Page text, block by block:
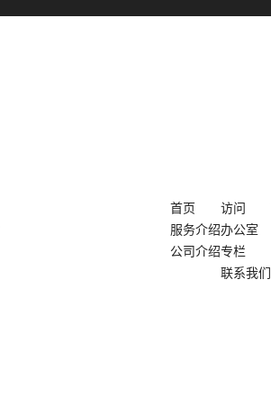
首页
服务介绍
公司介绍
访问
办公室
专栏
联系我们